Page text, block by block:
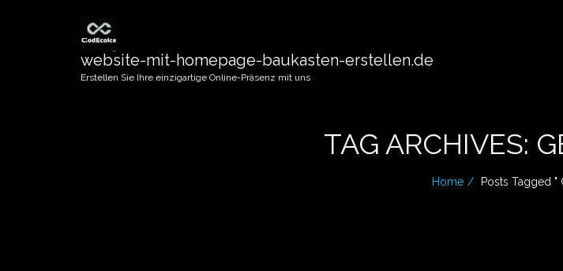
website-mit-homepage-baukasten-erstellen.de
Erstellen Sie Ihre einzigartige Online-Präsenz mit uns
TAG ARCHIVES:
Home Posts Tagged "